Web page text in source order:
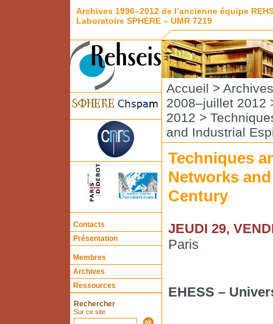
Archives 1996–2012 de l’ancienne équipe
Laboratoire SPHERE – UMR 7219
Contacts
Présentation
Membres
Archives
Ressources
Rechercher
Sur ce site
Accueil > Archives
2008–juillet 2012
2012 >
and Industrial
Techniques
Networks
Century
JEUDI 29,
Paris
EHESS –